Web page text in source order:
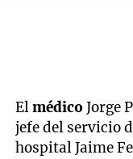
ElmédicoJorge
jefe del servicio
hospital Jaime